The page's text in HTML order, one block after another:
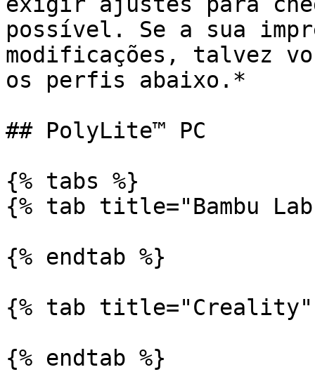
possível. Se a sua
modificações, talvez
os perfis abaixo.*
## PolyLite™ PC
{% tabs %}
{% tab title="Bambu
{% endtab %}
{% tab title="Creality"
{% endtab %}